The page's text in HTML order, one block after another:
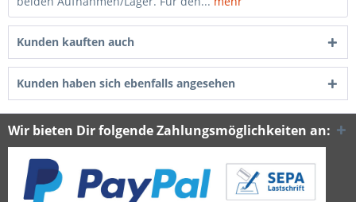
Kunden kauften auch
Kunden haben sich ebenfalls angesehen
Wir bieten Dir folgende Zahlungsmöglichkeiten an: